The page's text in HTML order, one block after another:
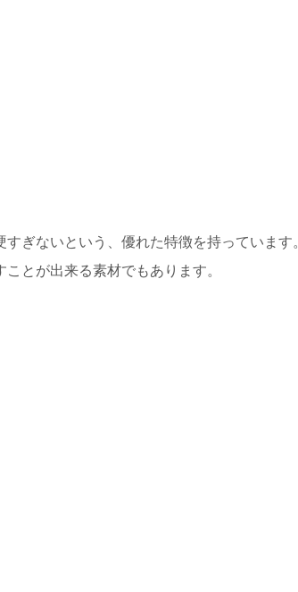
ぎないという、優れた特徴を持っています。
とが出来る素材でもあります。